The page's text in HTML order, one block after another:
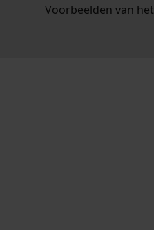
Voorbeelden van